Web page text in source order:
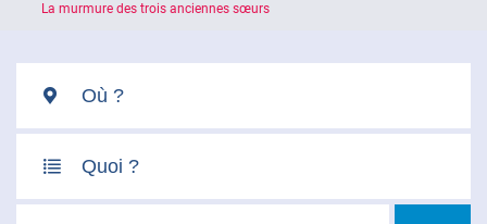
La murmure des trois anciennes sœurs